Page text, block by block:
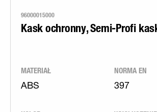
96000015000
Kask ochronny, Semi-Profi
MATERIAŁ
ABS
NORMA EN
397